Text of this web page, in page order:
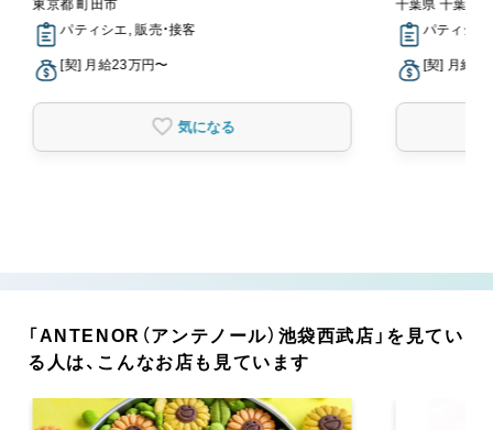
東京都 町田市
パティシエ, 販売・接客
[契] 月給23万円〜
気になる
千葉県 千葉市
パティシエ
[契] 月給
「ANTENOR（アンテノール）池袋西武店」を見てい
る人は、こんなお店も見ています